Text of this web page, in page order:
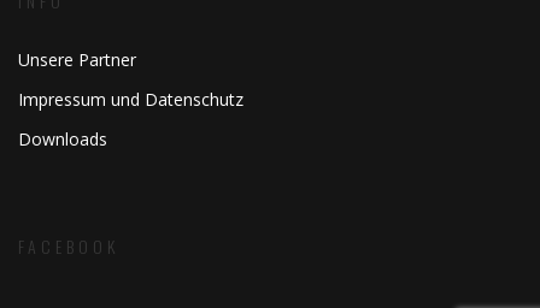
Unsere Partner
Impressum und Datenschutz
Downloads
FACEBOOK